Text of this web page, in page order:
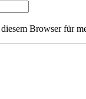
Browser für